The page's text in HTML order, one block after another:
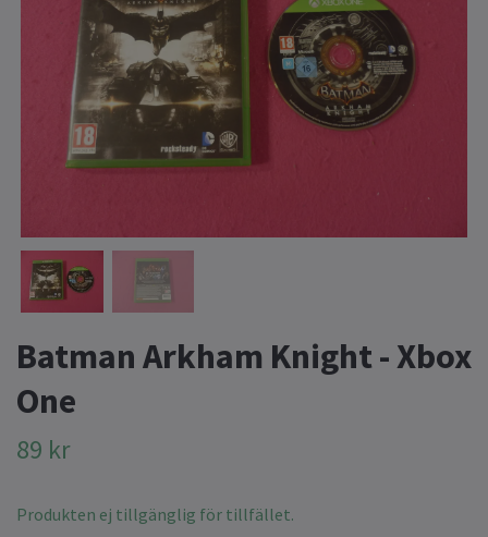
Batman Arkham Knight - Xbox
One
89 kr
Produkten ej tillgänglig för tillfället.